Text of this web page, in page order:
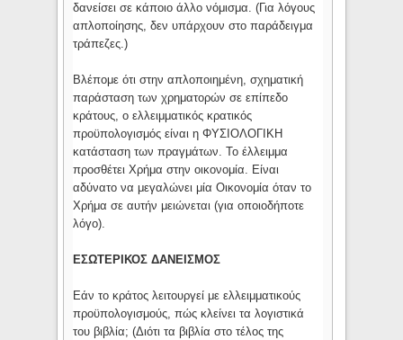
δανείσει σε κάποιο άλλο νόμισμα. (Για λόγους
απλοποίησης, δεν υπάρχουν στο παράδειγμα
τράπεζες.)
Βλέπομε ότι στην απλοποιημένη, σχηματική
παράσταση των χρηματορών σε επίπεδο
κράτους, ο ελλειμματικός κρατικός
προϋπολογισμός είναι η ΦΥΣΙΟΛΟΓΙΚΗ
κατάσταση των πραγμάτων. Το έλλειμμα
προσθέτει Χρήμα στην οικονομία. Είναι
αδύνατο να μεγαλώνει μία Οικονομία όταν το
Χρήμα σε αυτήν μειώνεται (για οποιοδήποτε
λόγο).
ΕΣΩΤΕΡΙΚΟΣ ΔΑΝΕΙΣΜΟΣ
Εάν το κράτος λειτουργεί με ελλειμματικούς
προϋπολογισμούς, πώς κλείνει τα λογιστικά
του βιβλία; (Διότι τα βιβλία στο τέλος της